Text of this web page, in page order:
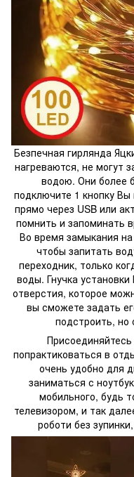
Безпечная гирлянда
нагреваются, не могут
водою. Они более
подключите 1 кнопку
прямо через USB или
помнить и запоминать
Во время замыкания
чтобы запитать
переходник, только
воды. Гнучка установки
отверстия, которое
вы сможете задать
подстроить, но
попрактиковаться в
очень удобно для
заниматься с
мобильного, будь
телевизором, и так
роботи без